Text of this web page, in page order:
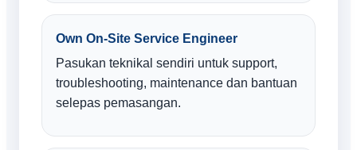
Own On-Site Service Engineer
Pasukan teknikal sendiri untuk support,
troubleshooting, maintenance dan bantuan
selepas pemasangan.